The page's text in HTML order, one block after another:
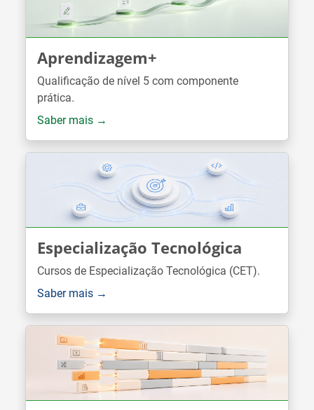
Aprendizagem+
Qualificação de nível 5 com componente
prática.
Saber mais →
Especialização Tecnológica
Cursos de Especialização Tecnológica (CET).
Saber mais →